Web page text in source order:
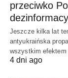
przeciwko
Jeszcze kilka lat
antyukraińska
wszystkim efektem
4 dni ago